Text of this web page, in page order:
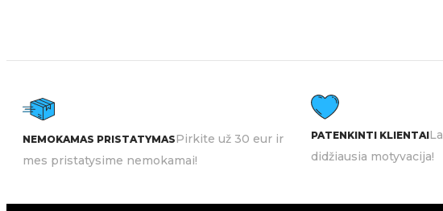
NEMOKAMAS PRISTATYMASPirkite už 30 eur ir
mes pristatysime nemokamai!
PATENKINTI KLIENTAI
didžiausia motyvacija!